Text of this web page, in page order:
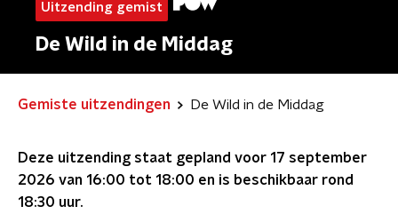
Uitzending gemist
De Wild in de Middag
Gemiste uitzendingen De Wild in de Middag
Deze uitzending staat gepland voor 17 september
2026 van 16:00 tot 18:00 en is beschikbaar rond
18:30 uur.